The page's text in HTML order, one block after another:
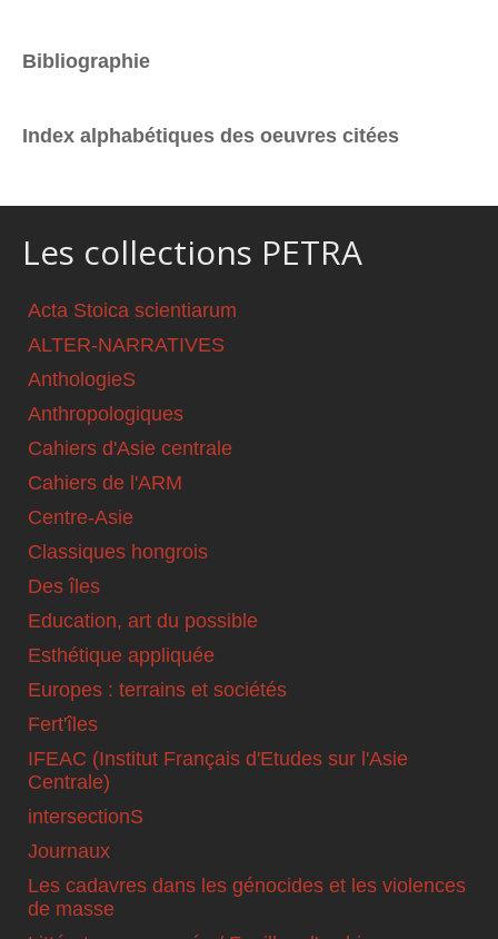
Bibliographie
Index alphabétiques des oeuvres citées
Les collections PETRA
Acta Stoica scientiarum
ALTER-NARRATIVES
AnthologieS
Anthropologiques
Cahiers d'Asie centrale
Cahiers de l'ARM
Centre-Asie
Classiques hongrois
Des îles
Education, art du possible
Esthétique appliquée
Europes : terrains et sociétés
Fert'îles
IFEAC (Institut Français d'Etudes sur l'Asie
Centrale)
intersectionS
Journaux
Les cadavres dans les génocides et les violences
de masse